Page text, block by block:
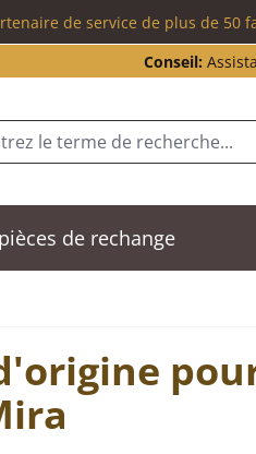
de service de plus de 50
Conseil:
de rechange